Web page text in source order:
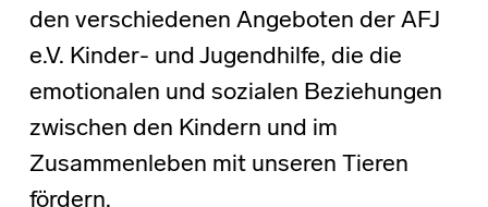
den verschiedenen Angeboten der AFJ
e.V. Kinder- und Jugendhilfe, die die
emotionalen und sozialen Beziehungen
zwischen den Kindern und im
Zusammenleben mit unseren Tieren
fördern.